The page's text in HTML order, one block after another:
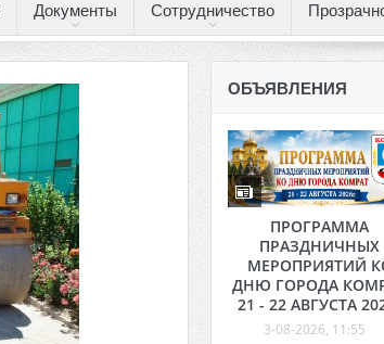
Документы Сотрудничество
ОБЪЯВЛЕНИЯ
ПРОГРАММА
ПРАЗДНИЧНЫХ
МЕРОПРИЯТИЙ
ДНЮ ГОРОДА
21 - 22 АВГУСТА
3-08-2026, 11:55